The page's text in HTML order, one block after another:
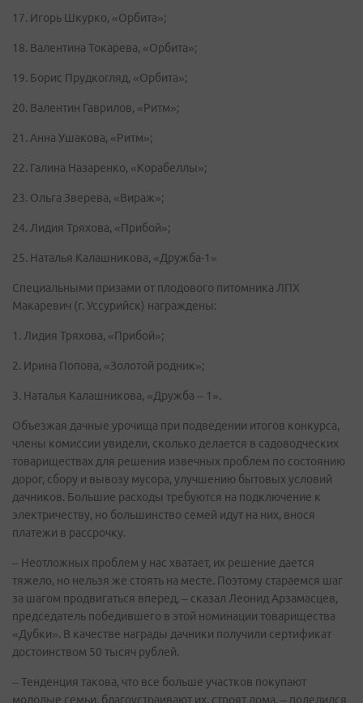
17. Игорь Шкурко, «Орбита»;
18. Валентина Токарева, «Орбита»;
19. Борис Прудкогляд, «Орбита»;
20. Валентин Гаврилов, «Ритм»;
21. Анна Ушакова, «Ритм»;
22. Галина Назаренко, «Корабеллы»;
23. Ольга Зверева, «Вираж»;
24. Лидия Тряхова, «Прибой»;
25. Наталья Калашникова, «Дружба-1»
Специальными призами от плодового питомника ЛПХ
Макаревич (г. Уссурийск) награждены:
1. Лидия Тряхова, «Прибой»;
2. Ирина Попова, «Золотой родник»;
3. Наталья Калашникова, «Дружба – 1».
Объезжая дачные урочища при подведении итогов конкурса,
члены комиссии увидели, сколько делается в садоводческих
товариществах для решения извечных проблем по состоянию
дорог, сбору и вывозу мусора, улучшению бытовых условий
дачников. Большие расходы требуются на подключение к
электричеству, но большинство семей идут на них, внося
платежи в рассрочку.
– Неотложных проблем у нас хватает, их решение дается
тяжело, но нельзя же стоять на месте. Поэтому стараемся шаг
за шагом продвигаться вперед, – сказал Леонид Арзамасцев,
председатель победившего в этой номинации товарищества
«Дубки». В качестве награды дачники получили сертификат
достоинством 50 тысяч рублей.
– Тенденция такова, что все больше участков покупают
молодые семьи, благоустраивают их, строят дома, – поделился